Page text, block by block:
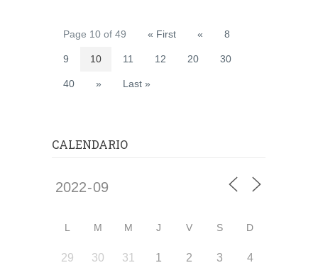
Page 10 of 49 « First « 8
9 10 11 12 20 30
40 » Last »
CALENDARIO
L M M J V S D
29 30 31 1 2 3 4